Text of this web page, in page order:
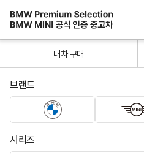
/ 0
내차 구매
브랜드
시리즈